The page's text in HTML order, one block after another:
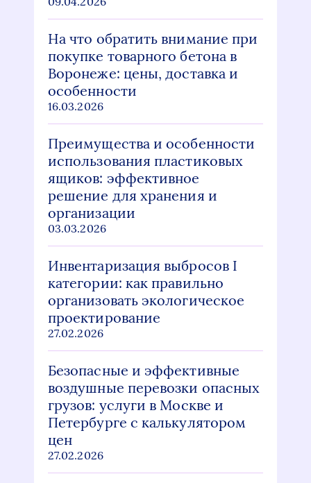
На что обратить внимание при
покупке товарного бетона в
Воронеже: цены, доставка и
особенности
16.03.2026
Преимущества и особенности
использования пластиковых
ящиков: эффективное
решение для хранения и
организации
03.03.2026
Инвентаризация выбросов I
категории: как правильно
организовать экологическое
проектирование
27.02.2026
Безопасные и эффективные
воздушные перевозки опасных
грузов: услуги в Москве и
Петербурге с калькулятором
цен
27.02.2026